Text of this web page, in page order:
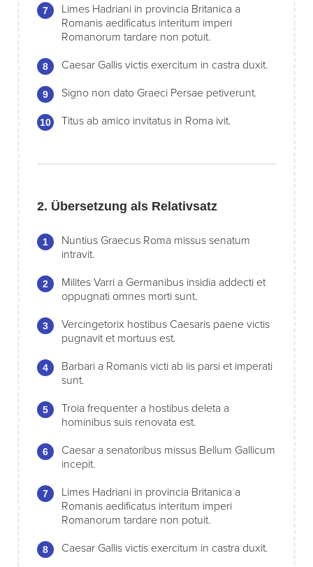
Limes Hadriani in provincia Britanica a
Romanis aedificatus interitum imperi
Romanorum tardare non potuit.
Caesar Gallis victis exercitum in castra duxit.
Signo non dato Graeci Persae petiverunt.
Titus ab amico invitatus in Roma ivit.
2. Übersetzung als Relativsatz
Nuntius Graecus Roma missus senatum
intravit.
Milites Varri a Germanibus insidia addecti et
oppugnati omnes morti sunt.
Vercingetorix hostibus Caesaris paene victis
pugnavit et mortuus est.
Barbari a Romanis victi ab iis parsi et imperati
sunt.
Troia frequenter a hostibus deleta a
hominibus suis renovata est.
Caesar a senatoribus missus Bellum Gallicum
incepit.
Limes Hadriani in provincia Britanica a
Romanis aedificatus interitum imperi
Romanorum tardare non potuit.
Caesar Gallis victis exercitum in castra duxit.